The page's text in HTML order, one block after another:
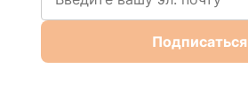
Подписаться